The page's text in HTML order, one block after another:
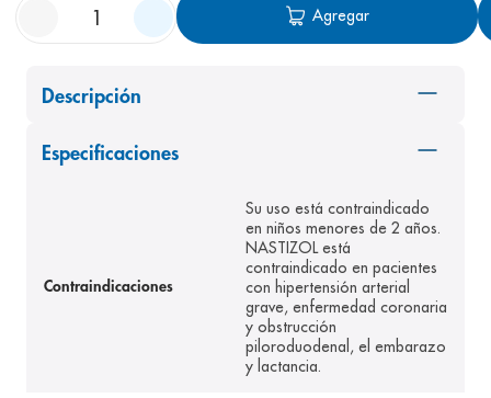
Agregar
Descripción
Especificaciones
Contraindicaciones
Su uso está contraindicado
en niños menores de 2 años.
NASTIZOL está
contraindicado en pacientes
con hipertensión arterial
grave, enfermedad coronaria
y obstrucción
piloroduodenal, el embarazo
y lactancia.
cerave
6. shampoo
bioderma